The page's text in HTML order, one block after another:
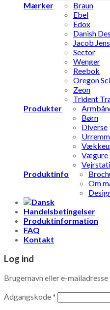
Mærker
Braun
Ebel
Edox
Danish
Jacob
Sector
Wenger
Reebok
Oregon
Zeon
Trident
Produkter
Børn
Diverse
Vægure
Produktinfo
Om
Handelsbetingelser
Produktinformation
FAQ
Kontakt
Log ind
Brugernavn eller e-mailadresse
Adgangskode*